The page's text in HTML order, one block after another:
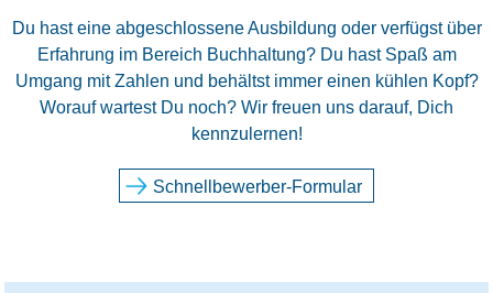
Du hast eine abgeschlossene Ausbildung oder verfügst über
Erfahrung im Bereich Buchhaltung? Du hast Spaß am
Umgang mit Zahlen und behältst immer einen kühlen Kopf?
Worauf wartest Du noch? Wir freuen uns darauf, Dich
kennzulernen!
Schnellbewerber-Formular